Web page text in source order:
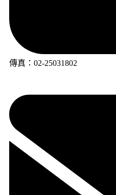
傳真：02-25031802